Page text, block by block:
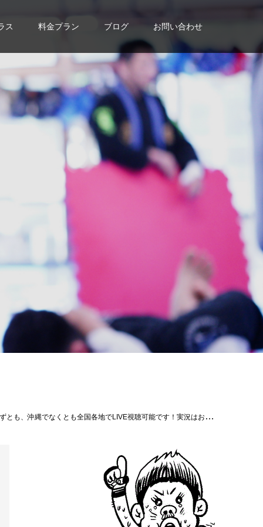
ス 料金プラン ブログ お問い合わせ
とでも知られています。ブラジリアン柔術の中でも、カルペディエムは著名なジムのひとつです。岩崎正寛‧世羅智茂‧橋本知之ら名だたる格闘家が多数所属、インストラクターとして指導にも当たっています。安全でフィットネス効果が⾼い柔術を確かな技術を持つ黒帯柔術家から丁寧な指導を受けられる。それがカルペディエムが⼈気の理由です。カルペディエムは三⽥、広尾、⾃由が丘、鎌倉、岐⾩、兵庫、福岡、⻑崎、ロンドン、シンガポールなど国内外に20以上の⽀部を展開。2021年夏、カルペディエム沖縄もそのひとつとして始動しました。清潔な環境‧フレンドリーな雰囲気‧豊かな国際性といったカルペディエムグループが培ってきた⽅針を尊重し、さらに沖縄の皆様にブラジリアン柔術に親しんでいただけるよう細部にまでこだわった素晴らしいジムがここに誕⽣したのです。HP：https://carpediem.okinawa/#岡田遼#THESHOOTOOKINAWA #shooto1114 #パラエストラ #沖縄 #那覇 #与儀 #MMA #shooto #コザ #総合格闘技 #修斗